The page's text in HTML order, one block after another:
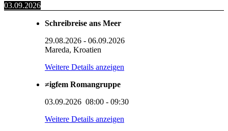
03.09.2026
Schreibreise ans Meer
29.08.2026 - 06.09.2026
Mareda, Kroatien
Weitere Details anzeigen
≠igfem Romangruppe
03.09.2026 08:00 - 09:30
Weitere Details anzeigen